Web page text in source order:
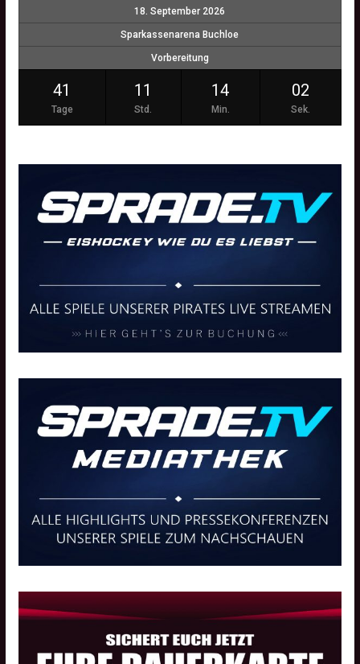
18. September 2026
Sparkassenarena Buchloe
Vorbereitung
41
Tage
11
Std.
14
Min.
01
Sek.